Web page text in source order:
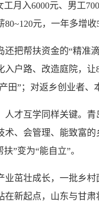
工月入6000元、男工
80~120元，一年多增
帮扶资金的“精准滴
入户路、改造庭院，
田”；对返乡创业者、
互学同样关键。青
术、会管理、能致富
”变为“能自立”。
壮成长，一批乡村
在新起点，山东与甘